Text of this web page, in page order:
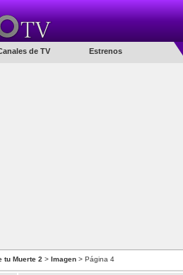
de TV Estrenos
tu Muerte 2 > Imagen > Página 4